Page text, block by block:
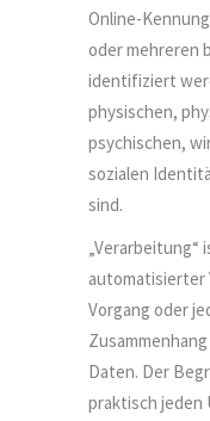
Online-
oder mehreren
identifiziert
physischen,
psychischen,
sozialen
sind.
„Verarbeitung“
Vorgang oder
Daten. Der
praktisch jeden